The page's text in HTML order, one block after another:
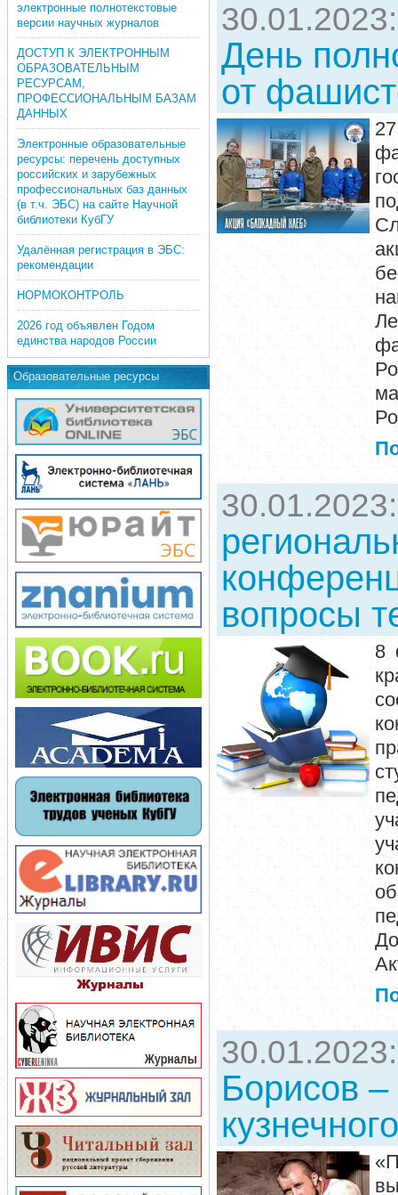
электронные полнотекстовые
версии научных журналов
ДОСТУП К ЭЛЕКТРОННЫМ
ОБРАЗОВАТЕЛЬНЫМ
РЕСУРСАМ,
ПРОФЕССИОНАЛЬНЫМ БАЗАМ
ДАННЫХ
Электронные образовательные
ресурсы: перечень доступных
российских и зарубежных
профессиональных баз данных
(в т.ч. ЭБС) на сайте Научной
библиотеки КубГУ
Удалённая регистрация в ЭБС:
рекомендации
НОРМОКОНТРОЛЬ
2026 год объявлен Годом
единства народов России
Образовательные ресурсы
День
от
вопросы
8
Борисов